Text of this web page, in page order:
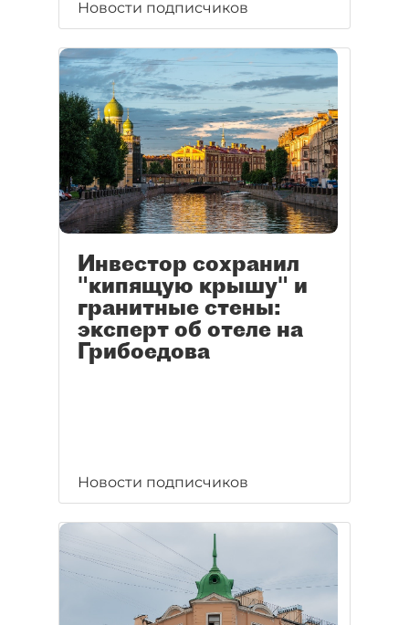
Новости подписчиков
Инвестор сохранил
"кипящую крышу" и
гранитные стены:
эксперт об отеле на
Грибоедова
Новости подписчиков